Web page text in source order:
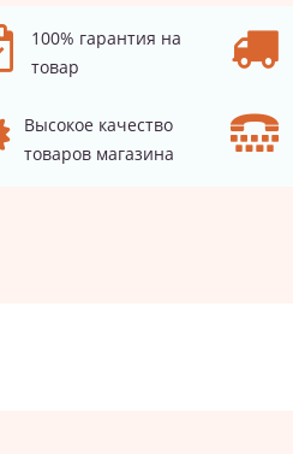
100% гарантия на
товар
Высокое качество
товаров магазина